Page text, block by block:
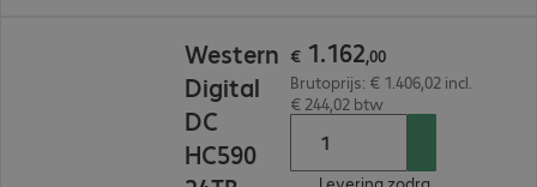
Western
Digital
DC
HC590
€ 1.162,00
Brutoprijs: € 1.406,02 incl.
€ 244,02 btw
Levering zodra